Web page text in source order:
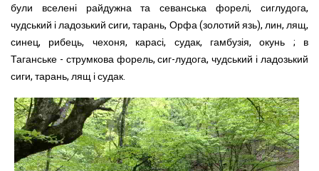
були вселені райдужна та севанська форелі, сиглудога,
чудський і ладозький сиги, тарань, Орфа (золотий язь), лин, лящ,
синец, рибець, чехоня, карасі, судак, гамбузія, окунь ; в
Таганське - струмкова форель, сиг-лудога, чудський і ладозький
сиги, тарань, лящ і судак.